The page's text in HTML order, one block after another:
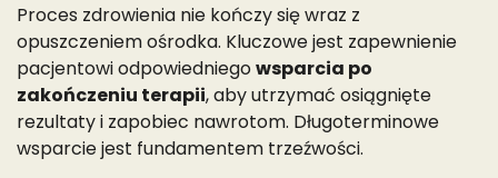
Proces zdrowienia nie kończy się wraz z
opuszczeniem ośrodka. Kluczowe jest zapewnienie
pacjentowi odpowiedniegowsparcia po
zakończeniu terapii, aby utrzymać osiągnięte
rezultaty i zapobiec nawrotom. Długoterminowe
wsparcie jest fundamentem trzeźwości.